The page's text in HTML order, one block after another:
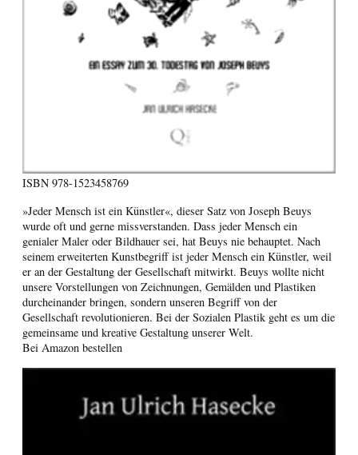
ISBN 978-1523458769
»Jeder Mensch ist ein Künstler«, dieser Satz von Joseph Beuys
wurde oft und gerne missverstanden. Dass jeder Mensch ein
genialer Maler oder Bildhauer sei, hat Beuys nie behauptet. Nach
seinem erweiterten Kunstbegriff ist jeder Mensch ein Künstler, weil
er an der Gestaltung der Gesellschaft mitwirkt. Beuys wollte nicht
unsere Vorstellungen von Zeichnungen, Gemälden und Plastiken
durcheinander bringen, sondern unseren Begriff von der
Gesellschaft revolutionieren. Bei der Sozialen Plastik geht es um die
gemeinsame und kreative Gestaltung unserer Welt.
Bei Amazon bestellen